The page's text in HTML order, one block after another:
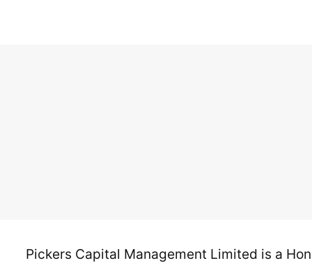
Pickers Capital Management Limited is a